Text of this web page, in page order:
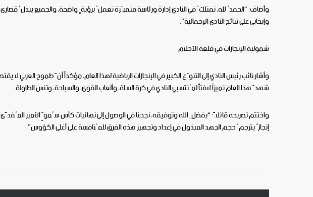
وأضاف: “الحمدُ لله، نمتلكُ في النادي إدارة ورئاسة متميّزة تعملُ برؤيةٍ واضحة، والجميع يبذلُ
وإيجابي على نتائج النادي الإجمالية”.
شمولية الإنجازات في قلعة الأحلام
وأشار نائب رئيس النادي إلى التنوّع الكبير في الإنجازات الرياضية لهذا العام، مؤكداً أنَّ طموح العربي
شهدَ هذا العام تميزاً لافتاً لمُنتسبي النادي في كرة السلة، وألعاب القوى، والسباحة، وتنس الطاولة.
واختتم تصريحه قائلاً: “بفضلِ الله وتوفيقه، نجحنا في الوصول إلى نهائيات كأس سُموِّ الأمير المُفدَّى
إنجازٌ يترجمُ حجم الجهد المبذول في إعداد وتجهيز هذه الفرق للمُنافسة على أغلى الكؤوس”.